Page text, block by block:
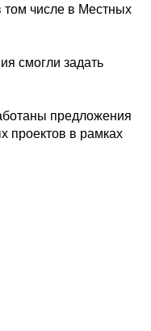
числе в Местных
смогли задать
предложения
проектов в рамках